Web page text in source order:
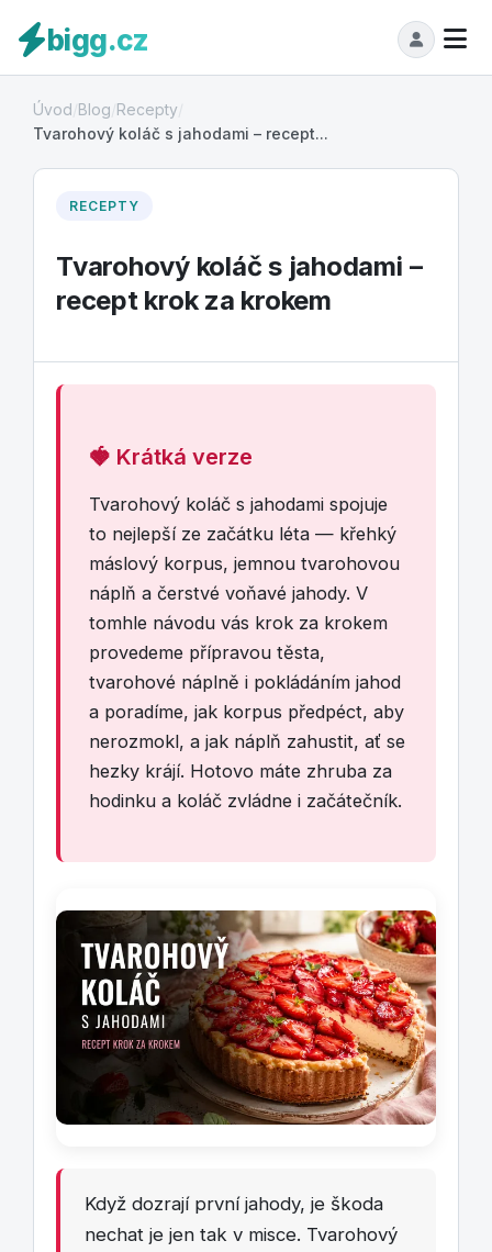
bigg.cz
Úvod Blog Recepty
Tvarohový koláč s jahodami – recept...
RECEPTY
Tvarohový koláč s jahodami –
recept krok za krokem
🍓 Krátká verze
Tvarohový koláč s jahodami spojuje
to nejlepší ze začátku léta — křehký
máslový korpus, jemnou tvarohovou
náplň a čerstvé voňavé jahody. V
tomhle návodu vás krok za krokem
provedeme přípravou těsta,
tvarohové náplně i pokládáním jahod
a poradíme, jak korpus předpéct, aby
nerozmokl, a jak náplň zahustit, ať se
hezky krájí. Hotovo máte zhruba za
hodinku a koláč zvládne i začátečník.
Když dozrají první jahody, je škoda
nechat je jen tak v misce. Tvarohový